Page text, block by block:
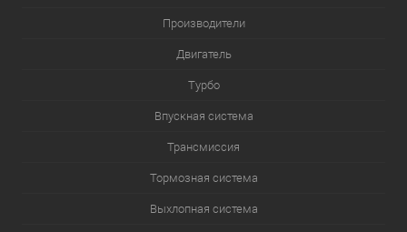
Производители
Двигатель
Турбо
Впускная система
Трансмиссия
Тормозная система
Выхлопная система